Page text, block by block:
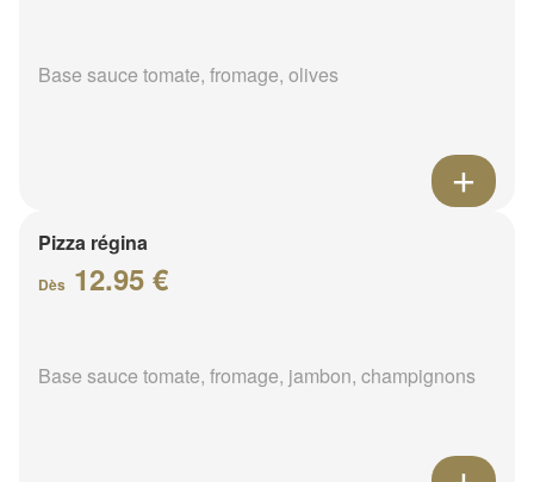
Base sauce tomate, fromage, olives
Pizza régina
Dès 12.95 €
Base sauce tomate, fromage, jambon, champignons